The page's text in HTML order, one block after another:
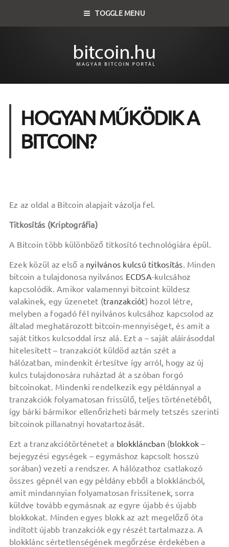
TOGGLE MENU
HOGYAN MŰKÖDIK A
BITCOIN?
Ez az oldal a Bitcoin alapjait vázolja fel.
Titkosítás (Kriptográfia)
A Bitcoin több különböző titkosító technológiára épül.
Ezek közül az első a nyilvános kulcsú titkosítás. Minden
bitcoin a tulajdonosa nyilvános ECDSA-kulcsához
kapcsolódik. Amikor valamennyi bitcoint küldesz
valakinek, egy üzenetet (tranzakciót) hozol létre,
melyben a fogadó fél nyilvános kulcsához kapcsolod az
általad meghatározott bitcoin-mennyiséget, és amit a
saját titkos kulcsoddal írsz alá. Ezt a – saját aláírásoddal
hitelesített – tranzakciót küldöd aztán szét a
hálózatban, mindenkit értesítve így arról, hogy az új
kulcs tulajdonosára ruháztad át a szóban forgó
bitcoinokat. Mindenki rendelkezik egy példánnyal a
tranzakciók folyamatosan frissülő, teljes történetéből,
így bárki bármikor ellenőrizheti bármely tetszés szerinti
bitcoinok pillanatnyi hovatartozását.
Ezt a tranzakciótörténetet a blokkláncban (blokkok –
bejegyzési egységek – egymáshoz kapcsolt hosszú
sorában) vezeti a rendszer. A hálózathoz csatlakozó
összes gépnél van egy példány ebből a blokkláncból,
amit mindannyian folyamatosan frissítenek, sorra
küldve tovább egymásnak az egyre újabb és újabb
blokkokat. Minden egyes blokk az azt megelőző óta
indított újabb tranzakciók egy részét tartalmazza. A
blokklánc sértetlenségének megőrzése érdekében a